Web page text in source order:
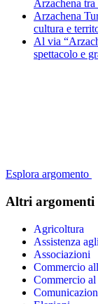
Arzachena
Arzachena
cultura e
Al via
spettacolo e
Esplora argomento
Altri argomenti
Agricoltura
Assistenza
Associazioni
Commercio
Commercio